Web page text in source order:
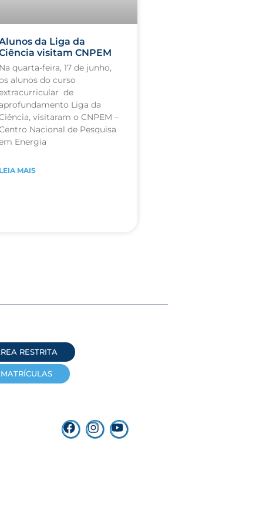
da Liga da
visitam CNPEM
Na quarta-feira, 17 de junho,
alunos do curso
de
aprofundamento Liga da
visitaram o CNPEM –
Nacional de Pesquisa
Energia
LEIA MAIS
RESTRITA
MATRÍCULAS